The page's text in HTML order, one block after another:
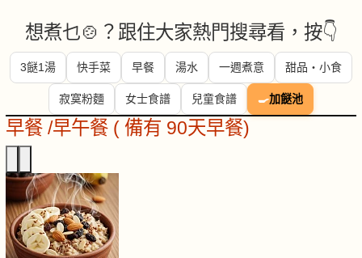
想煮乜🍲？跟住大家熱門搜尋看，按👇
3餸1湯 快手菜 早餐 湯水 一週煮意 甜品・小食
寂寞粉麵 女士食譜 兒童食譜 🍳加餸池
早餐 /早午餐 ( 備有 90天早餐)